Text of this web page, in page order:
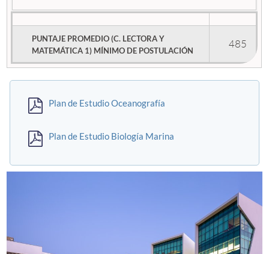
PUNTAJE PROMEDIO (C. LECTORA Y
MATEMÁTICA 1) MÍNIMO DE POSTULACIÓN
485
Plan de Estudio Oceanografía
Plan de Estudio Biología Marina